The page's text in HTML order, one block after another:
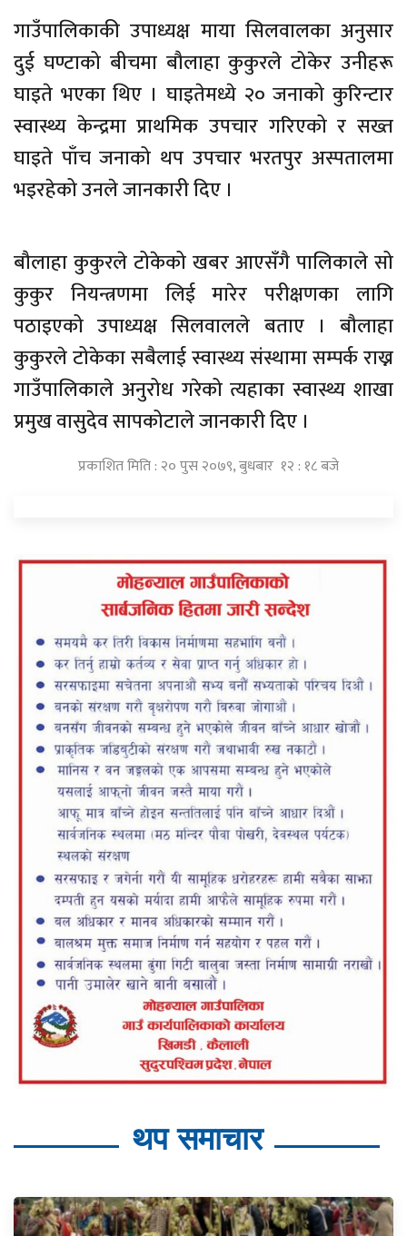
गाउँपालिकाकी उपाध्यक्ष माया सिलवालका अनुसार
दुई घण्टाको बीचमा बौलाहा कुकुरले टोकेर उनीहरू
घाइते भएका थिए । घाइतेमध्ये २० जनाको कुरिन्टार
स्वास्थ्य केन्द्रमा प्राथमिक उपचार गरिएको र सख्त
घाइते पाँच जनाको थप उपचार भरतपुर अस्पतालमा
भइरहेको उनले जानकारी दिए ।
बौलाहा कुकुरले टोकेको खबर आएसँगै पालिकाले सो
कुकुर नियन्त्रणमा लिई मारेर परीक्षणका लागि
पठाइएको उपाध्यक्ष सिलवालले बताए । बौलाहा
कुकुरले टोकेका सबैलाई स्वास्थ्य संस्थामा सम्पर्क राख्न
गाउँपालिकाले अनुरोध गरेको त्यहाका स्वास्थ्य शाखा
प्रमुख वासुदेव सापकोटाले जानकारी दिए ।
प्रकाशित मिति : २० पुस २०७९, बुधबार १२ : १८ बजे
थप समाचार